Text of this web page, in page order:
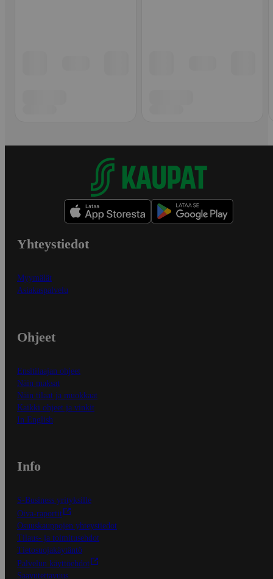
Yhteystiedot
Myymälät
Asiakaspalvelu
Ohjeet
Ensitilaajan ohjeet
Näin maksat
Näin tilaat ja muokkaat
Kaikki ohjeet ja vinkit
In English
Info
S-Business yrityksille
Oiva-raportit
Osuuskauppojen yhteystiedot
Tilaus- ja toimitusehdot
Tietosuojakäytäntö
Palvelun käyttöehdot
Saavutettavuus